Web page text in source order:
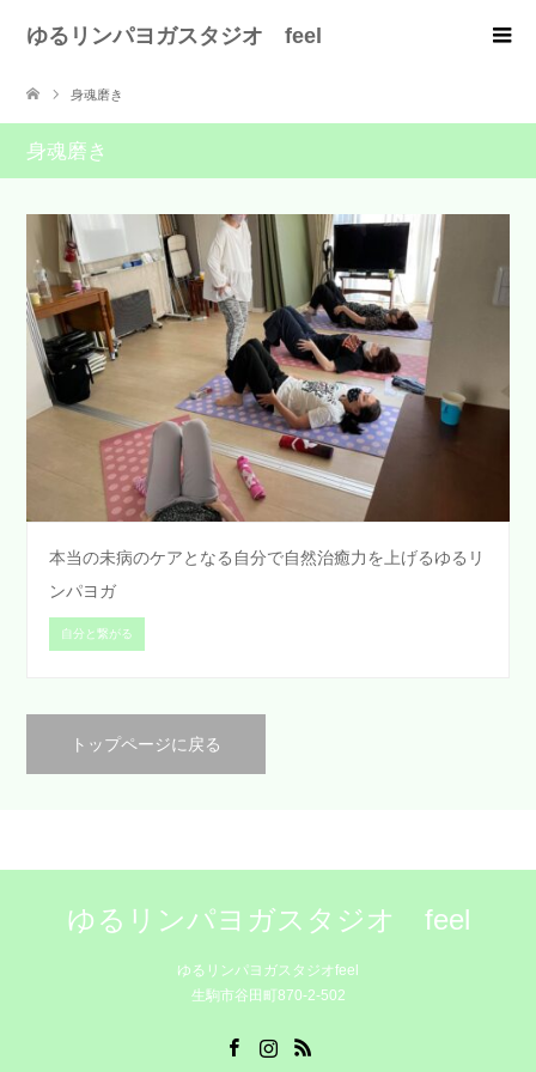
ゆるリンパヨガスタジオ feel
身魂磨き
身魂磨き
本当の未病のケアとなる自分で自然治癒力を上げるゆるリ
ンパヨガ
自分と繋がる
トップページに戻る
ゆるリンパヨガスタジオ feel
ゆるリンパヨガスタジオfeel
生駒市谷田町870-2-502